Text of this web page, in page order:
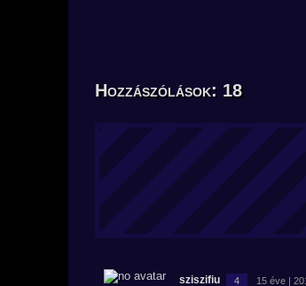
Hozzászólások: 18
sziszifiu 4 15 éve |